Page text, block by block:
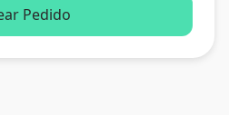
Pedido